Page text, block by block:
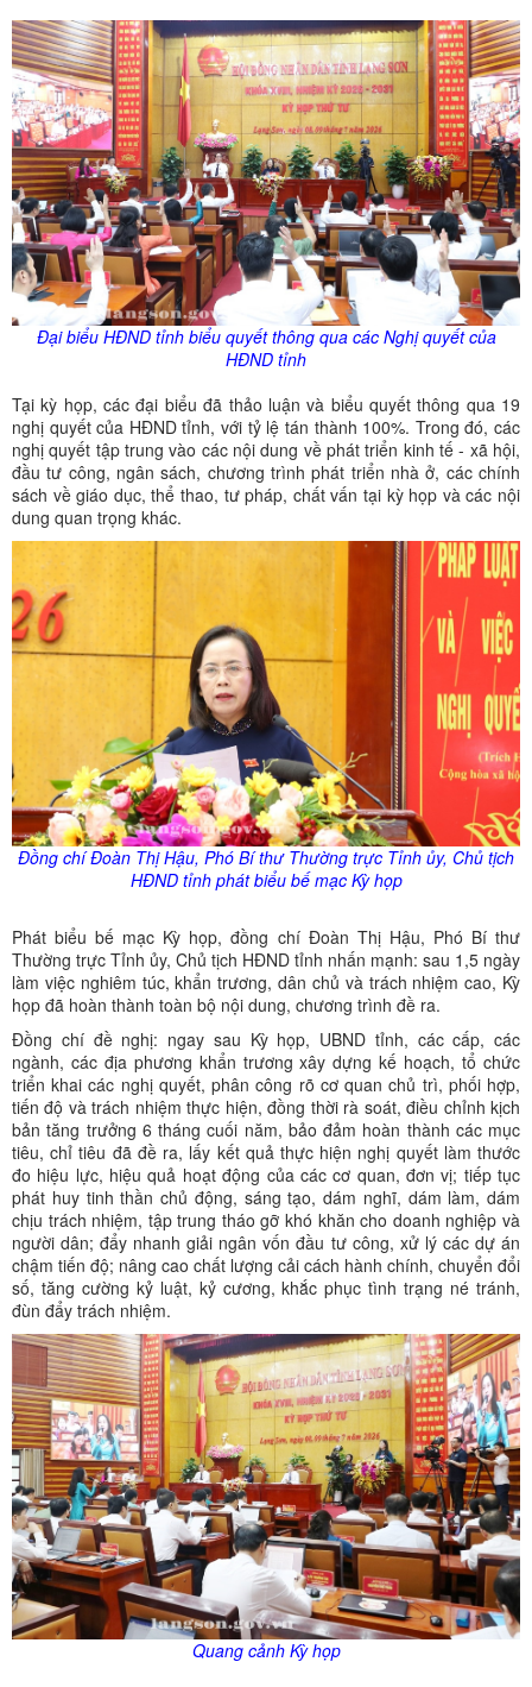
Đại biểu HĐND tỉnh biểu quyết thông qua các Nghị quyết của
HĐND tỉnh
Tại kỳ họp, các đại biểu đã thảo luận và biểu quyết thông qua 19
nghị quyết của HĐND tỉnh, với tỷ lệ tán thành 100%. Trong đó, các
nghị quyết tập trung vào các nội dung về phát triển kinh tế - xã hội,
đầu tư công, ngân sách, chương trình phát triển nhà ở, các chính
sách về giáo dục, thể thao, tư pháp, chất vấn tại kỳ họp và các nội
dung quan trọng khác.
Đồng chí Đoàn Thị Hậu, Phó Bí thư Thường trực Tỉnh ủy, Chủ tịch
HĐND tỉnh phát biểu bế mạc Kỳ họp
Phát biểu bế mạc Kỳ họp, đồng chí Đoàn Thị Hậu, Phó Bí thư
Thường trực Tỉnh ủy, Chủ tịch HĐND tỉnh nhấn mạnh: sau 1,5 ngày
làm việc nghiêm túc, khẩn trương, dân chủ và trách nhiệm cao, Kỳ
họp đã hoàn thành toàn bộ nội dung, chương trình đề ra.
Đồng chí đề nghị: ngay sau Kỳ họp, UBND tỉnh, các cấp, các
ngành, các địa phương khẩn trương xây dựng kế hoạch, tổ chức
triển khai các nghị quyết, phân công rõ cơ quan chủ trì, phối hợp,
tiến độ và trách nhiệm thực hiện, đồng thời rà soát, điều chỉnh kịch
bản tăng trưởng 6 tháng cuối năm, bảo đảm hoàn thành các mục
tiêu, chỉ tiêu đã đề ra, lấy kết quả thực hiện nghị quyết làm thước
đo hiệu lực, hiệu quả hoạt động của các cơ quan, đơn vị; tiếp tục
phát huy tinh thần chủ động, sáng tạo, dám nghĩ, dám làm, dám
chịu trách nhiệm, tập trung tháo gỡ khó khăn cho doanh nghiệp và
người dân; đẩy nhanh giải ngân vốn đầu tư công, xử lý các dự án
chậm tiến độ; nâng cao chất lượng cải cách hành chính, chuyển đổi
số, tăng cường kỷ luật, kỷ cương, khắc phục tình trạng né tránh,
đùn đẩy trách nhiệm.
Quang cảnh Kỳ họp